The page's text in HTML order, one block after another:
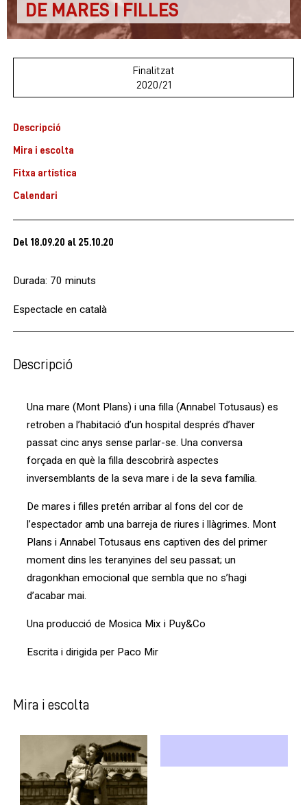
DE MARES I FILLES
Finalitzat
2020/21
Descripció
Mira i escolta
Fitxa artística
Calendari
Del 18.09.20 al 25.10.20
Durada: 70 minuts
Espectacle en català
Descripció
Una mare (Mont Plans) i una filla (Annabel Totusaus) es
retroben a l’habitació d’un hospital després d’haver
passat cinc anys sense parlar-se. Una conversa
forçada en què la filla descobrirà aspectes
inversemblants de la seva mare i de la seva família.
De mares i filles pretén arribar al fons del cor de
l’espectador amb una barreja de riures i llàgrimes. Mont
Plans i Annabel Totusaus ens captiven des del primer
moment dins les teranyines del seu passat; un
dragonkhan emocional que sembla que no s’hagi
d’acabar mai.
Una producció de Mosica Mix i Puy&Co
Escrita i dirigida per Paco Mir
Mira i escolta